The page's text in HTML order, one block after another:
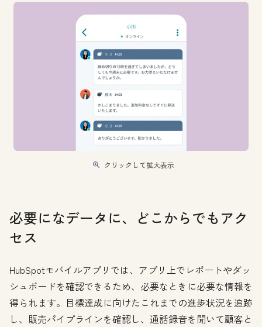
クリックして拡大表示
必要になデータに、どこからでもアク
セス
HubSpotモバイルアプリでは、アプリ上でレポートやダッ
シュボードを確認できるため、必要なときに必要な情報を
得られます。目標達成に向けたこれまでの進歩状況を追跡
し、販売パイプラインを確認し、通話録音を聞いて顧客と